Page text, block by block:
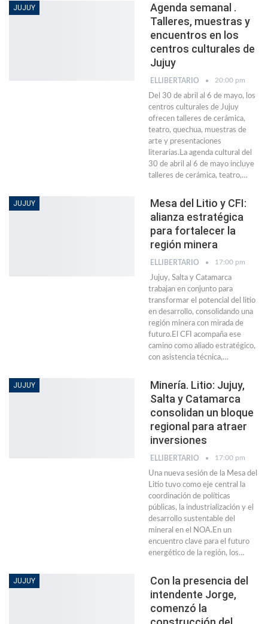
JUJUY
Agenda semanal .
Talleres, muestras y
encuentros en los
centros culturales de
Jujuy
ELLIBERTARIO 20:00 pm
Del 30 de abril al 6 de mayo, los
centros culturales de Jujuy
ofrecen talleres de cerámica,
teatro, quechua, muestras de
arte y presentaciones
literarias.La agenda cultural del
30 de abril al 6 de mayo incluye
talleres de cerámica, teatro,…
JUJUY
Mesa del Litio y CFI:
alianza estratégica
para fortalecer la
región minera
ELLIBERTARIO 17:00 pm
Jujuy, Salta y Catamarca
trabajan en conjunto para
transformar el potencial del litio
en desarrollo, consolidando una
región minera con mirada de
futuro.El CFI acompaña ese
camino como aliado estratégico,
con asistencia técnica,…
JUJUY
Minería. Litio: Jujuy,
Salta y Catamarca
consolidan un bloque
regional para atraer
inversiones
ELLIBERTARIO 17:00 pm
Una nueva sesión de la Mesa del
Litio tuvo como eje central la
coordinación de políticas
públicas, la industrialización y el
desarrollo sustentable del
mineral en el NOA.En un
encuentro clave para el futuro
energético de la región, los…
JUJUY
Con la presencia del
intendente Jorge,
comenzó la